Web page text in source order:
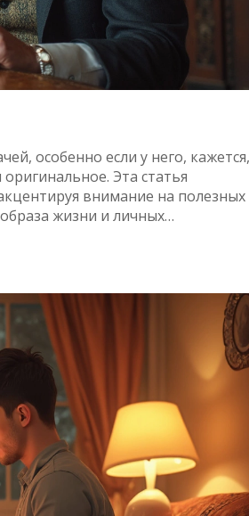
особенно если у него, кажется,
Эта статья
внимание на полезных
жизни и личных
кто, казалось бы, видел всё.